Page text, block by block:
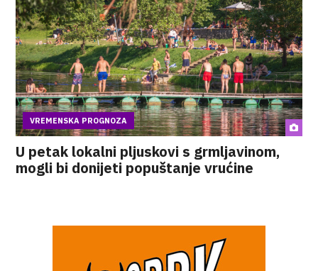
VREMENSKA PROGNOZA
U petak lokalni pljuskovi s grmljavinom,
mogli bi donijeti popuštanje vrućine